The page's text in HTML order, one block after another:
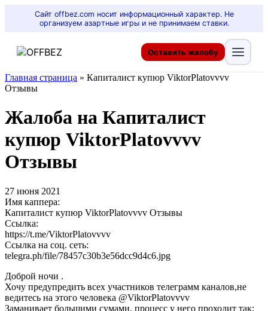
Сайт offbez.com носит информационный характер. Не
организуем азартные игры и не принимаем ставки.
Оставить жалобу
Главная страница » Капиталист купюр ViktorPlatovvvv
Отзывы
Жалоба на Капиталист
купюр ViktorPlatovvvv
Отзывы
27 июня 2021
Имя каппера:
Капиталист купюр ViktorPlatovvvv Отзывы
Ссылка:
https://t.me/ViktorPlatovvvv
Ссылка на соц. сеть:
telegra.ph/file/78457c30b3e56dcc9d4c6.jpg
Доброй ночи .
Хочу предупредить всех участников телеграмм каналов,не
ведитесь на этого человека @ViktorPlatovvvv
Заманивает большими сумами, процесс у него проходит так: